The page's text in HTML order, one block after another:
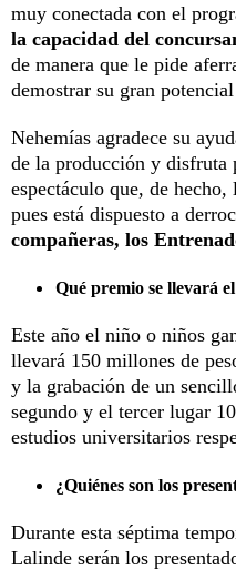
muy conectada con el
la capacidad del
de manera que le pide
demostrar su gran
Nehemías agradece su
de la producción y disfruta
espectáculo que, de
pues está dispuesto a
compañeras, los
Qué premio se llevará
Este año el niño o niños
llevará 150 millones de
y la grabación de un
segundo y el tercer lugar
estudios universitarios
¿Quiénes son los
Durante esta séptima
Lalinde serán los